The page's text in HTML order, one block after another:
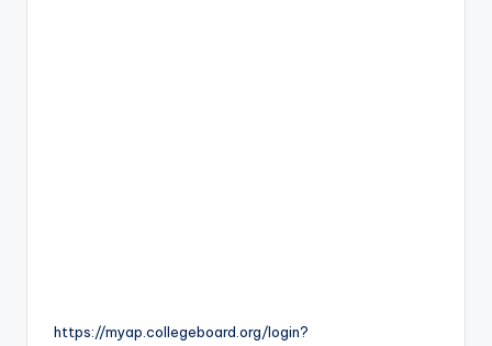
https://myap.collegeboard.org/login?